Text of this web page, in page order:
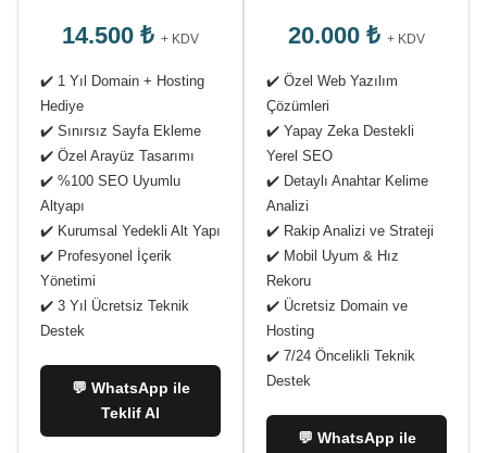
14.500 ₺ + KDV
✔️ 1 Yıl Domain + Hosting
Hediye
✔️ Sınırsız Sayfa Ekleme
✔️ Özel Arayüz Tasarımı
✔️ %100 SEO Uyumlu
Altyapı
✔️ Kurumsal Yedekli Alt Yapı
✔️ Profesyonel İçerik
Yönetimi
✔️ 3 Yıl Ücretsiz Teknik
Destek
💬 WhatsApp ile
Teklif Al
20.000 ₺ + KDV
✔️ Özel Web Yazılım
Çözümleri
✔️ Yapay Zeka Destekli
Yerel SEO
✔️ Detaylı Anahtar Kelime
Analizi
✔️ Rakip Analizi ve Strateji
✔️ Mobil Uyum & Hız
Rekoru
✔️ Ücretsiz Domain ve
Hosting
✔️ 7/24 Öncelikli Teknik
Destek
💬 WhatsApp ile